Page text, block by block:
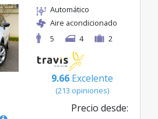
Automático
Aire acondicionado
5
4 2
9.66 Excelente
(213 opiniones)
Precio desde: